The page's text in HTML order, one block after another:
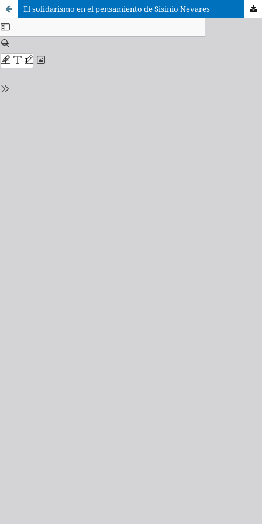
El solidarismo en el pensamiento de Sisinio Nevares